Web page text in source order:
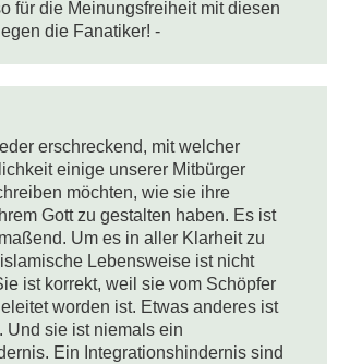
für die Meinungsfreiheit mit diesen
die Fanatiker! -
erschreckend, mit welcher
einige unserer Mitbürger
möchten, wie sie ihre
Gott zu gestalten haben. Es ist
Um es in aller Klarheit zu
Lebensweise ist nicht
ist korrekt, weil sie vom Schöpfer
worden ist. Etwas anderes ist
Und sie ist niemals ein
Ein Integrationshindernis sind